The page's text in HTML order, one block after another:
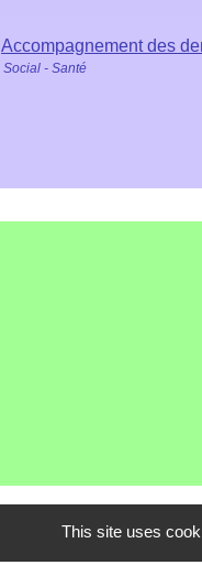
Accompagnement des
Social - Santé
This site uses